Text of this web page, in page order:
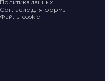
Политика данных
Согласие для формы
Файлы cookie